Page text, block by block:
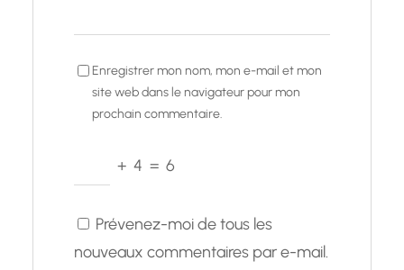
Enregistrer mon nom, mon e-mail et mon
site web dans le navigateur pour mon
prochain commentaire.
+ 4 = 6
Prévenez-moi de tous les
nouveaux commentaires par e-mail.